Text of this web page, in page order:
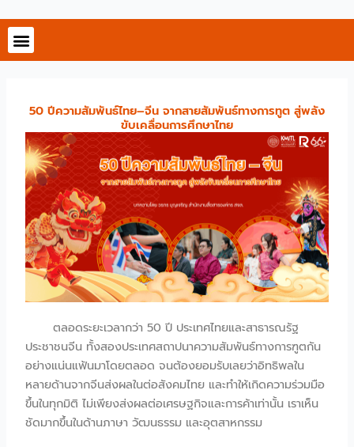
to
content
50 ปีความสัมพันธ์ไทย–จีน จากสายสัมพันธ์ทางการทูต สู่พลัง
ขับเคลื่อนการศึกษาไทย
ตลอดระยะเวลากว่า 50 ปี ประเทศไทยและสาธารณรัฐ
ประชาชนจีน ทั้งสองประเทศสถาปนาความสัมพันธ์ทางการฑูตกัน
อย่างแน่นแฟ้นมาโดยตลอด จนต้องยอมรับเลยว่าอิทธิพลใน
หลายด้านจากจีนส่งผลในต่อสังคมไทย และทำให้เกิดความร่วมมือ
ขึ้นในทุกมิติ ไม่เพียงส่งผลต่อเศรษฐกิจและการค้าเท่านั้น เราเห็น
ชัดมากขึ้นในด้านภาษา วัฒนธรรม และอุตสาหกรรม